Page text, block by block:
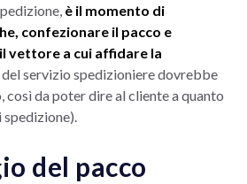
è il momento di
confezionare il pacco e
vettore a cui affidare la
servizio spedizioniere dovrebbe
così da poter dire al cliente a quanto
del pacco